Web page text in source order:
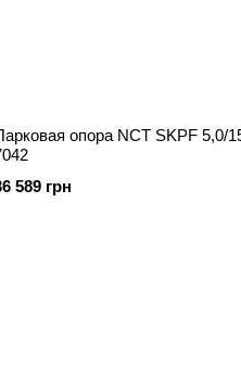
опора NCT SKPF 5,0/
589 грн